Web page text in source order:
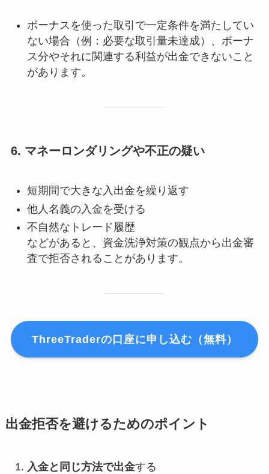
ボーナスを使った取引で一定条件を満たしてい
ない場合（例：必要な取引量未達成）、ボーナ
ス分やそれに関連する利益が出金できないこと
があります。
6. マネーロンダリングや不正の疑い
短期間で大きな入出金を繰り返す
他人名義の入金を受ける
不自然なトレード履歴
などがあると、資金洗浄対策の観点から出金審
査で拒否されることがあります。
ThreeTraderの口座に申し込む（無料）
出金拒否を避けるためのポイント
入金と同じ方法で出金する